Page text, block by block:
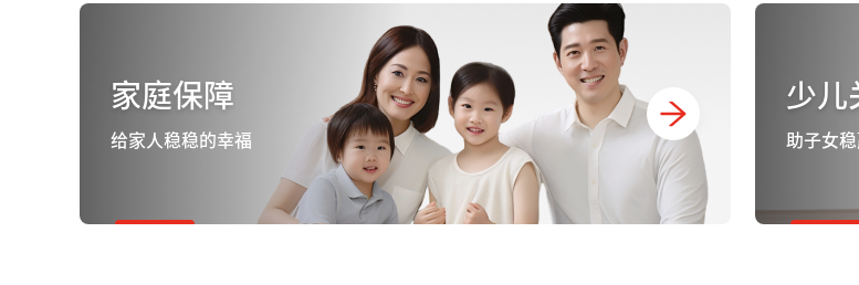
家庭保障
给家人稳稳的幸福
少儿
助子女